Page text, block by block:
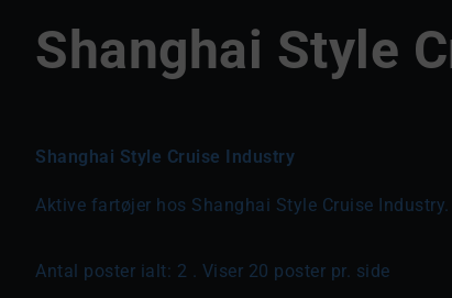
Shanghai Style
Shanghai Style Cruise Industry
Aktive fartøjer hos Shanghai Style Cruise Industry.
Antal poster ialt: 2 . Viser 20 poster pr. side